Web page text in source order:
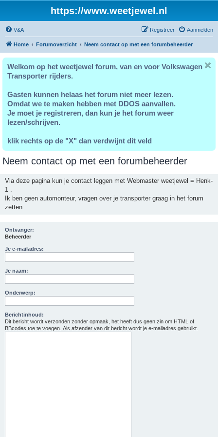
https://www.weetjewel.nl
V&A Aanmelden
Registreer
Home Forumoverzicht Neem contact op met een forumbeheerder
Welkom op het weetjewel forum, van en voor Volkswagen
Transporter rijders.
Gasten kunnen helaas het forum niet meer lezen.
Omdat we te maken hebben met DDOS aanvallen.
Je moet je registreren, dan kun je het forum weer
lezen/schrijven.
klik rechts op de "X" dan verdwijnt dit veld
Neem contact op met een forumbeheerder
Via deze pagina kun je contact leggen met Webmaster weetjewel = Henk-
1 .
Ik ben geen automonteur, vragen over je transporter graag in het forum
zetten.
Ontvanger:
Beheerder
Je e-mailadres:
Je naam:
Onderwerp:
Berichtinhoud:
Dit bericht wordt verzonden zonder opmaak, het heeft dus geen zin om HTML of
BBcodes toe te voegen. Als afzender van dit bericht wordt je e-mailadres gebruikt.